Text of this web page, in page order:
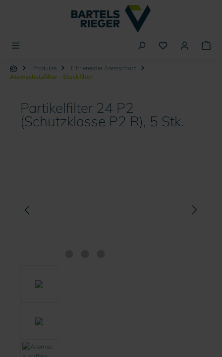
Produkte
Filtrierender Atemschutz
Atemschutzfilter - Steckfilter
Partikelfilter 24 P2
(Schutzklasse P2 R), 5 Stk.